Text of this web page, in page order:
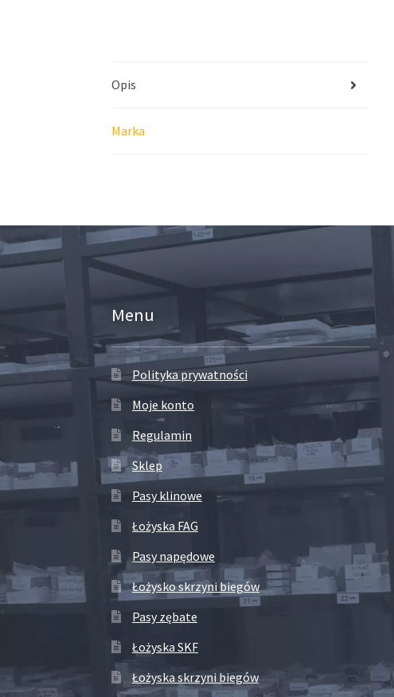
Opis
Marka
Menu
Polityka prywatności
Moje konto
Regulamin
Sklep
Pasy klinowe
Łożyska FAG
Pasy napędowe
Łożysko skrzyni biegów
Pasy zębate
Łożyska SKF
Łożyska skrzyni biegów